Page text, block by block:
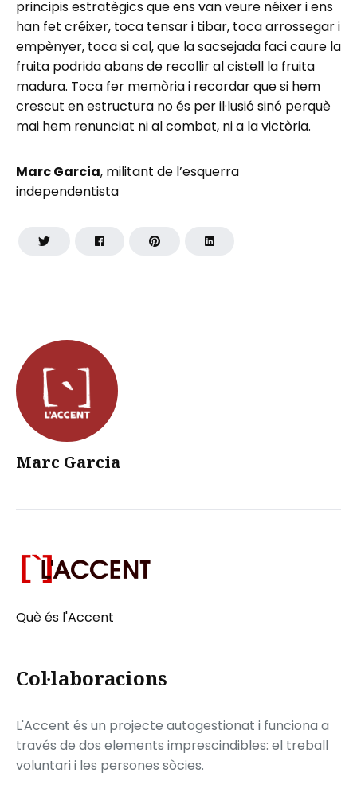
Marc Garcia
principis estratègics que ens van veure néixer i ens
han fet créixer, toca tensar i tibar, toca arrossegar i
empènyer, toca si cal, que la sacsejada faci caure la
fruita podrida abans de recollir al cistell la fruita
madura. Toca fer memòria i recordar que si hem
crescut en estructura no és per il·lusió sinó perquè
mai hem renunciat ni al combat, ni a la victòria.
Marc Garcia, militant de l’esquerra
independentista
Què és l'Accent
Col·laboracions
L'Accent és un projecte autogestionat i funciona a
través de dos elements imprescindibles: el treball
voluntari i les persones sòcies.